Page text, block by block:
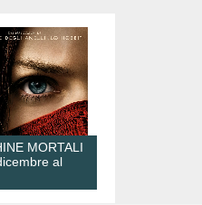
MORTALI
al